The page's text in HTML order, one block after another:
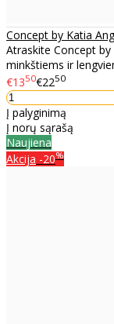
Concept by Katia
Atraskite Concept
minkštiems ir
€1350€2250
Į palyginimą
Į norų sąrašą
Naujiena
Akcija -20%